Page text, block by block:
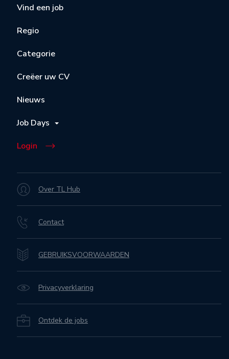
Vind een job
Regio
Categorie
Creëer uw CV
Nieuws
Job Days
Login
Over TL Hub
Contact
GEBRUIKSVOORWAARDEN
Privacyverklaring
Ontdek de jobs